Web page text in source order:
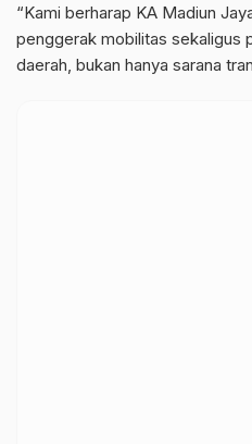
“Kami berharap KA Madiun
penggerak mobilitas sekaligus
daerah, bukan hanya sarana